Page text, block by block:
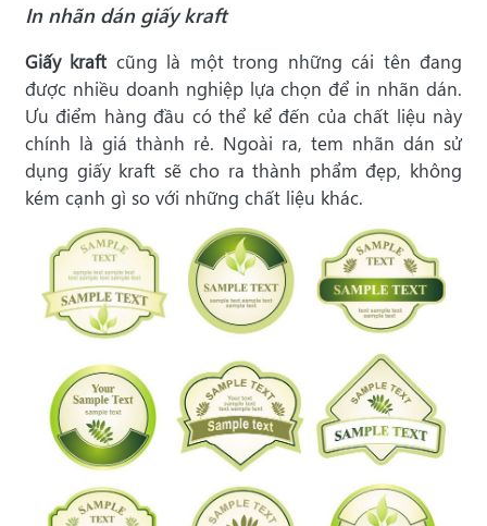
In nhãn dán giấy kraft
Giấy kraft cũng là một trong những cái tên đang
được nhiều doanh nghiệp lựa chọn để in nhãn dán.
Ưu điểm hàng đầu có thể kể đến của chất liệu này
chính là giá thành rẻ. Ngoài ra, tem nhãn dán sử
dụng giấy kraft sẽ cho ra thành phẩm đẹp, không
kém cạnh gì so với những chất liệu khác.